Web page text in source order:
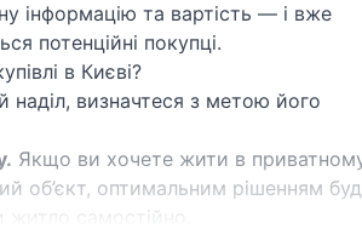
інформацію та вартість — і вже
потенційні покупці.
в Києві?
наділ, визначтеся з метою його
Якщо ви хочете жити в
об’єкт, оптимальним рішенням
житло самостійно.